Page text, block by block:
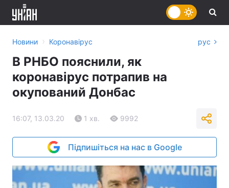
Новини › Коронавірус рус
В РНБО пояснили, як
коронавірус потрапив на
окупований Донбас
16:07, 13.03.20 1 хв. 9992
Підпишіться на нас в Google